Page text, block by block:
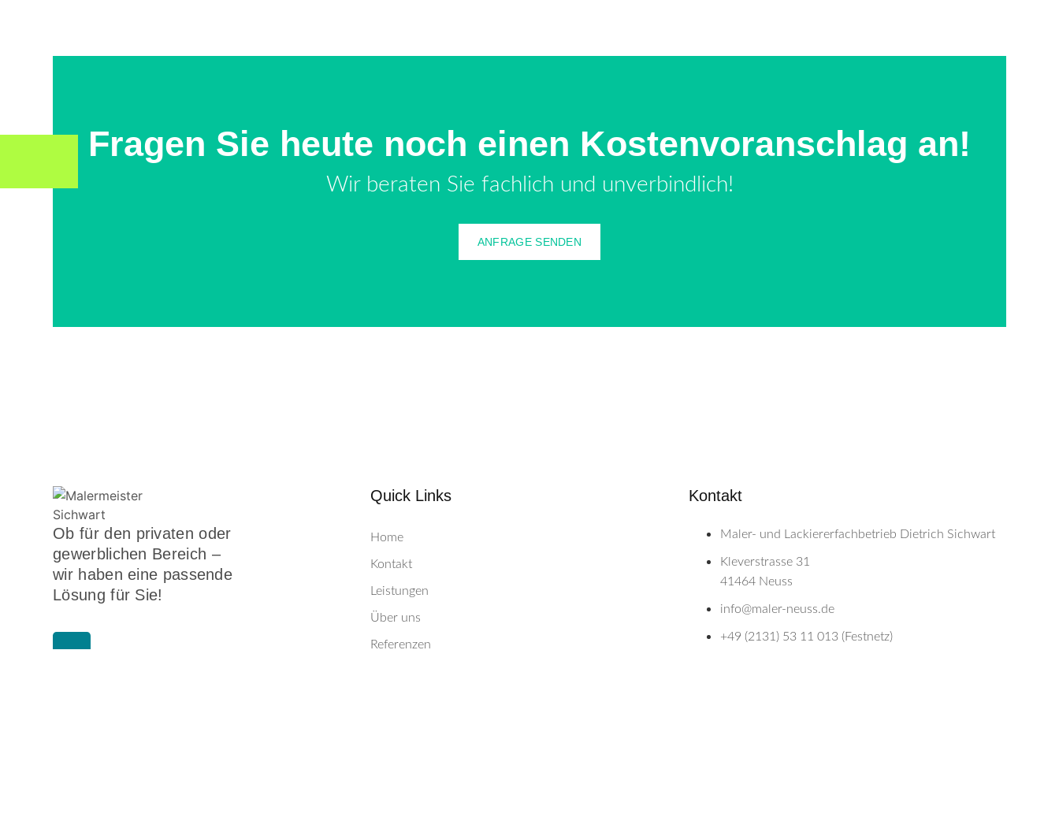
Fragen Sie heute noch einen Kostenvoranschlag an!
Wir beraten Sie fachlich und unverbindlich!
ANFRAGE SENDEN
Ob für den privaten oder
gewerblichen Bereich –
wir haben eine passende
Lösung für Sie!
Quick Links
Home
Kontakt
Leistungen
Über uns
Referenzen
Kontakt
Maler- und Lackiererfachbetrieb Dietrich Sichwart
Kleverstrasse 31
41464 Neuss
info@maler-neuss.de
+49 (2131) 53 11 013 (Festnetz)